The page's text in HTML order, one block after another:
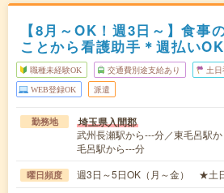
【8月～OK！週3日～】食事
ことから看護助手＊週払いOK
職種未経験OK 交通費別途支給あり 土日
WEB登録OK 派遣
勤務地 埼玉県入間郡
武州長瀬駅から---分／東毛呂駅
毛呂駅から---分
曜日頻度 週3日～5日OK（月～金） ★土